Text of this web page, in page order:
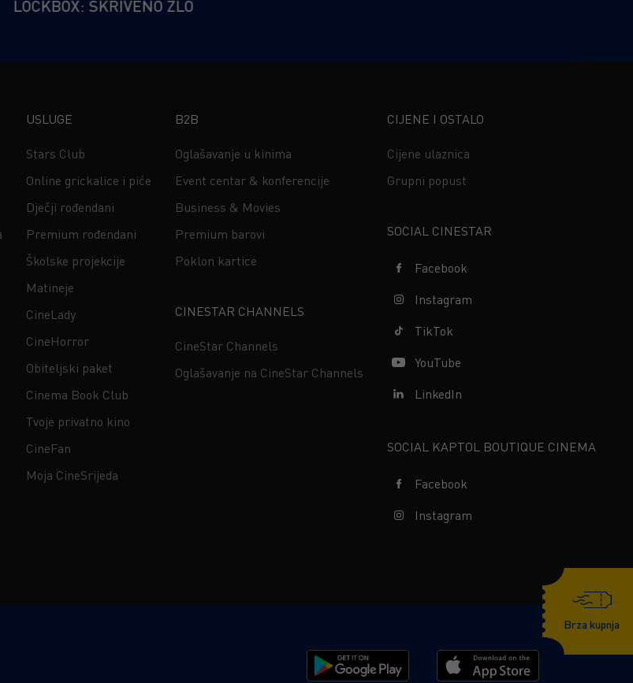
LOCKBOX: SKRIVENO ZLO
USLUGE
Stars Club
Online grickalice i piće
Dječji rođendani
Premium rođendani
Školske projekcije
Matineje
CineLady
CineHorror
Obiteljski paket
Cinema Book Club
Tvoje privatno kino
CineFan
Moja CineSrijeda
B2B
Oglašavanje u kinima
Event centar & konferencije
Business & Movies
Premium barovi
Poklon kartice
CINESTAR CHANNELS
CineStar Channels
Oglašavanje na CineStar Channels
CIJENE I OSTALO
Cijene ulaznica
Grupni popust
SOCIAL CINESTAR
Facebook
Instagram
TikTok
YouTube
LinkedIn
SOCIAL KAPTOL BOUTIQUE CINEMA
Facebook
Instagram
Brza kupnja